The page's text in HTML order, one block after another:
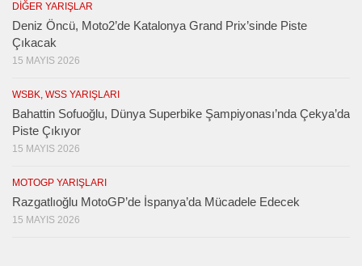
DIĞER YARIŞLAR
Deniz Öncü, Moto2’de Katalonya Grand Prix’sinde Piste
Çıkacak
15 MAYIS 2026
WSBK, WSS YARIŞLARI
Bahattin Sofuoğlu, Dünya Superbike Şampiyonası’nda Çekya’da
Piste Çıkıyor
15 MAYIS 2026
MOTOGP YARIŞLARI
Razgatlıoğlu MotoGP’de İspanya’da Mücadele Edecek
15 MAYIS 2026